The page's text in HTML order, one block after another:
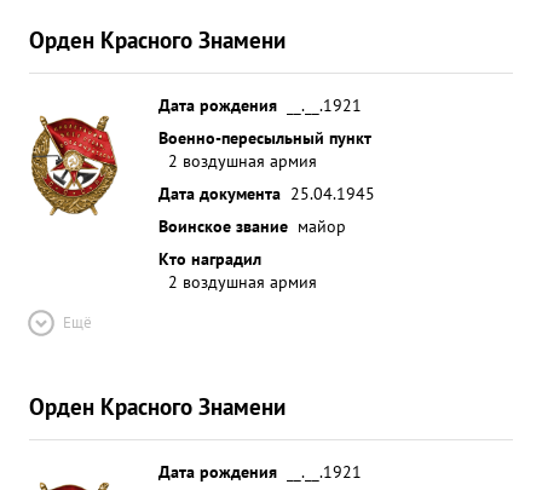
работой он помогает наземным войскам в
успешном продвижении вперед. боевого вылета
после награждения. за ...»
Орден Красного Знамени
Дата рождения
__.__.1921
Военно-пересыльный пункт
2 воздушная армия
Дата документа 25.04.1945
Воинское звание майор
Кто наградил
2 воздушная армия
Ещё
Орден Красного Знамени
Дата рождения
__.__.1921